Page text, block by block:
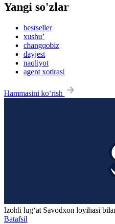
Yangi so'zlar
bestseller
xushu’
changqobiz
dayjest
naqliyot
agent xotirasi
Hammasini ko‘rish
Izohli lugʻat Savodxon loyihasi
Batafsil